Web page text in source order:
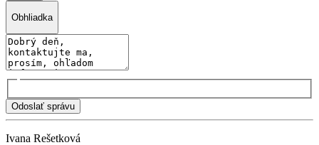
Obhliadka
Odoslať správu
Ivana Rešetková